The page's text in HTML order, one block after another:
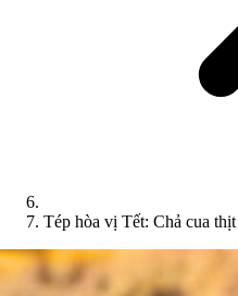
Tép hòa vị Tết: Chả cua